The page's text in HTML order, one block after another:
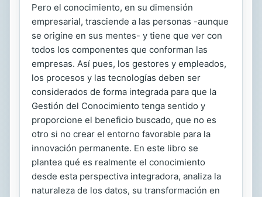
Pero el conocimiento, en su dimensión
empresarial, trasciende a las personas -aunque
se origine en sus mentes- y tiene que ver con
todos los componentes que conforman las
empresas. Así pues, los gestores y empleados,
los procesos y las tecnologías deben ser
considerados de forma integrada para que la
Gestión del Conocimiento tenga sentido y
proporcione el beneficio buscado, que no es
otro si no crear el entorno favorable para la
innovación permanente. En este libro se
plantea qué es realmente el conocimiento
desde esta perspectiva integradora, analiza la
naturaleza de los datos, su transformación en